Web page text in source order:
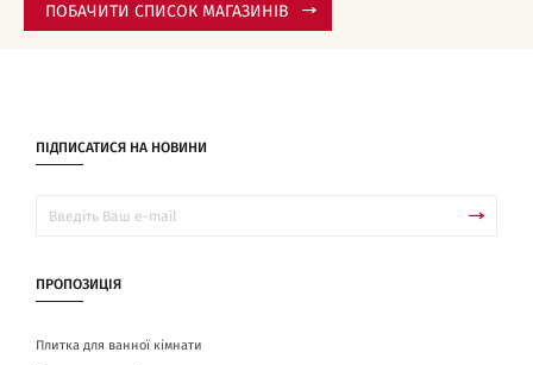
ПОБАЧИТИ СПИСОК МАГАЗИНІВ
ПІДПИСАТИСЯ НА НОВИНИ
ПРОПОЗИЦІЯ
Плитка для ванної кімнати